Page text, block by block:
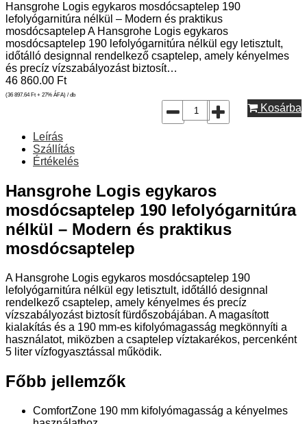
Hansgrohe Logis egykaros mosdócsaptelep 190
lefolyógarnitúra nélkül – Modern és praktikus
mosdócsaptelep A Hansgrohe Logis egykaros
mosdócsaptelep 190 lefolyógarnitúra nélkül egy letisztult,
időtálló designnal rendelkező csaptelep, amely kényelmes
és precíz vízszabályozást biztosít…
46 860.00 Ft
(36 897.64 Ft + 27% ÁFA) / db
Kosárba
Leírás
Szállítás
Értékelés
Hansgrohe Logis egykaros
mosdócsaptelep 190 lefolyógarnitúra
nélkül – Modern és praktikus
mosdócsaptelep
A Hansgrohe Logis egykaros mosdócsaptelep 190
lefolyógarnitúra nélkül egy letisztult, időtálló designnal
rendelkező csaptelep, amely kényelmes és precíz
vízszabályozást biztosít fürdőszobájában. A magasított
kialakítás és a 190 mm-es kifolyómagasság megkönnyíti a
használatot, miközben a csaptelep víztakarékos, percenként
5 liter vízfogyasztással működik.
Főbb jellemzők
ComfortZone 190 mm kifolyómagasság a kényelmes